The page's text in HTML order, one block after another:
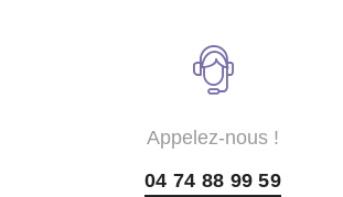
Appelez-nous !
04 74 88 99 59